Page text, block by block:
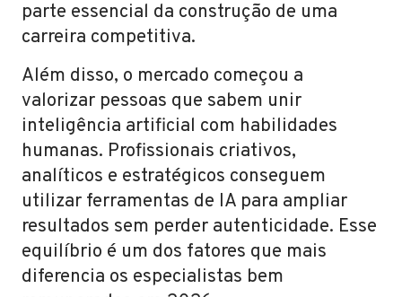
parte essencial da construção de uma
carreira competitiva.
Além disso, o mercado começou a
valorizar pessoas que sabem unir
inteligência artificial com habilidades
humanas. Profissionais criativos,
analíticos e estratégicos conseguem
utilizar ferramentas de IA para ampliar
resultados sem perder autenticidade. Esse
equilíbrio é um dos fatores que mais
diferencia os especialistas bem